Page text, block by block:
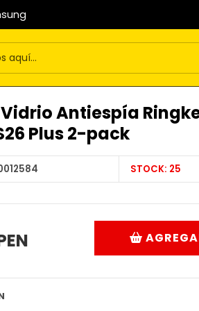
Antiespía
Plus 2-pack
STOCK: 25